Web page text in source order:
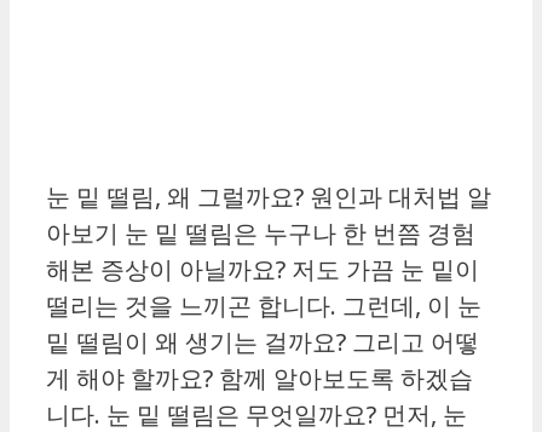
눈 밑 떨림, 왜 그럴까요? 원인과 대처법 알
아보기 눈 밑 떨림은 누구나 한 번쯤 경험
해본 증상이 아닐까요? 저도 가끔 눈 밑이
떨리는 것을 느끼곤 합니다. 그런데, 이 눈
밑 떨림이 왜 생기는 걸까요? 그리고 어떻
게 해야 할까요? 함께 알아보도록 하겠습
니다. 눈 밑 떨림은 무엇일까요? 먼저, 눈